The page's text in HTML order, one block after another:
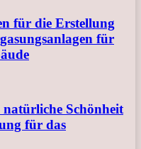
für die Erstellung
für
natürliche Schönheit
für das